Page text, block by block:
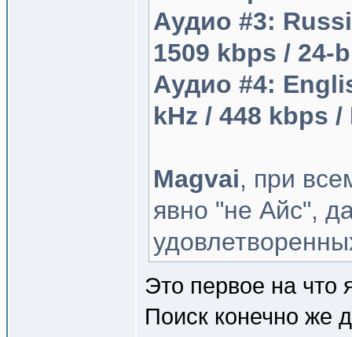
Аудио #3:
1509 kbps / 24-
Аудио #4:
kHz / 448 kbps
Magvai, при
явно "не Айс",
Это первое на что
Поиск конечно же